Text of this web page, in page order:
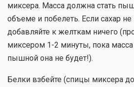
миксера. Масса должна стать
объеме и побелеть. Если сахар не
добавляйте к желткам ничего
миксером 1-2 минуты, пока
пышной она не будет!).
Белки взбейте (спицы миксера